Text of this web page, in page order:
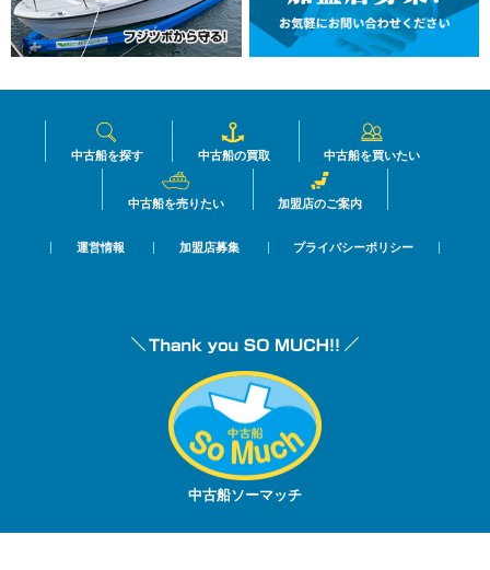
中古船を探す 中古船の買取 中古船を買いたい
中古船を売りたい 加盟店のご案内
運営情報 加盟店募集 プライバシーポリシー
中古船ソーマッチ